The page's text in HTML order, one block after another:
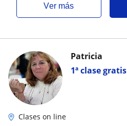
ver más
1ª clase gratis
Patricia
Clases on line